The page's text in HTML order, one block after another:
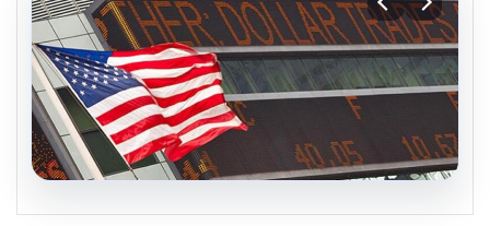
05.08.2026